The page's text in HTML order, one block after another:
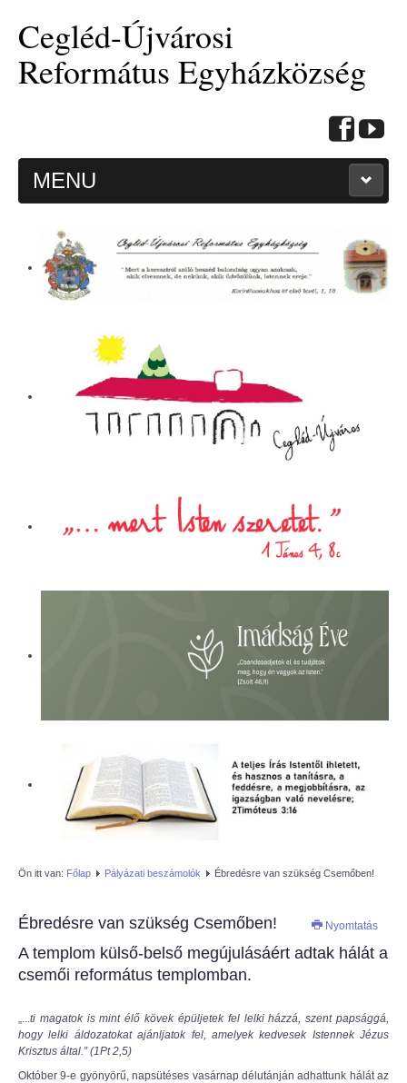
Cegléd-Újvárosi
Református Egyházközség
MENU
KEZDŐOLDAL
HITMÉLYÍTŐ CIKKEK
ALKALMAINK
ÜGYINTÉZÉS
ELÉRHETŐSÉG
EVANGÉLIZÁCIÓS SOROZATOK
KÓRHÁZLELKÉSZI SZOLGÁLAT
CEGLÉDI REFORMÁTUS ÁLTALÁNOS
ISKOLA ÉS ÓVODA
SZERETETSZOLGÁLAT
ISKOLAGYÜMÖLCS PÁLYÁZAT
"KŐRÖSTETÉTLENI ÚJ TORNATEREM
ÉPÍTÉSE" PÁLYÁZAT
Ön itt van: Főlap Pályázati beszámolók Ébredésre van szükség Csemőben!
Nyomtatás
Ébredésre van szükség Csemőben!
A templom külső-belső megújulásáért adtak hálát a
csemői református templomban.
ti magatok is mint élő kövek épüljetek fel lelki házzá, szent papsággá,
hogy lelki áldozatokat ajánljatok fel, amelyek kedvesek Istennek Jézus
Krisztus által.” (1Pt 2,5)
Október 9-e gyönyörű, napsütéses vasárnap délutánján adhattunk hálát az